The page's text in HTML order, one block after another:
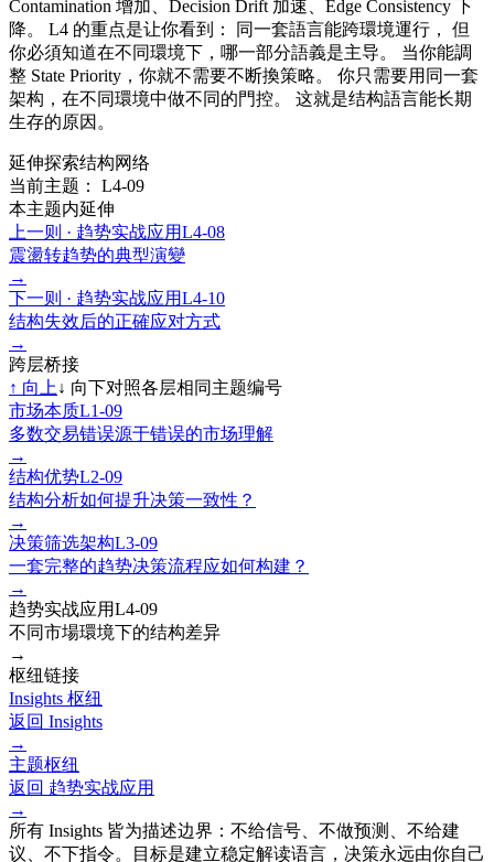
Contamination 增加、Decision Drift 加速、Edge Consistency 下
降。 L4 的重点是让你看到： 同一套語言能跨環境運行， 但
你必須知道在不同環境下，哪一部分語義是主导。 当你能調
整 State Priority，你就不需要不断換策略。 你只需要用同一套
架构，在不同環境中做不同的門控。 这就是结构語言能长期
生存的原因。
延伸探索结构网络
当前主题： L4-09
本主题内延伸
上一则 · 趋势实战应用L4-08
震盪转趋势的典型演變
→
下一则 · 趋势实战应用L4-10
结构失效后的正確应对方式
→
跨层桥接
↑ 向上 ↓ 向下对照各层相同主题编号
市场本质L1-09
多数交易错误源于错误的市场理解
→
结构优势L2-09
结构分析如何提升决策一致性？
→
决策筛选架构L3-09
一套完整的趋势决策流程应如何构建？
→
趋势实战应用L4-09
不同市場環境下的结构差异
→
枢纽链接
Insights 枢纽
返回 Insights
→
主题枢纽
返回 趋势实战应用
→
所有 Insights 皆为描述边界：不给信号、不做预测、不给建
议、不下指令。目标是建立稳定解读语言，决策永远由你自己